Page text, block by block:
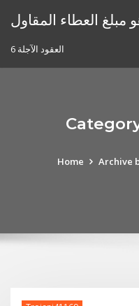
مبلغ العطاء المقاول
6 العقود الآجلة
Home Archive